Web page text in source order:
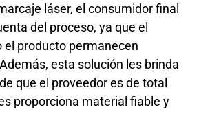
láser, el consumidor final
del proceso, ya que el
el producto permanecen
esta solución les brinda
que el proveedor es de total
proporciona material fiable y